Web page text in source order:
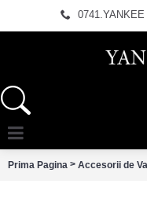
0741.YANKEE
Prima Pagina > Accesorii de